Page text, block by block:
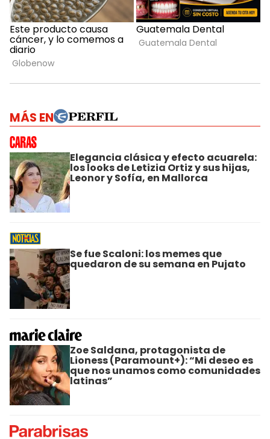
MÁS EN
Elegancia clásica y efecto acuarela:
los looks de Letizia Ortiz y sus hijas,
Leonor y Sofía, en Mallorca
Se fue Scaloni: los memes que
quedaron de su semana en Pujato
Zoe Saldana, protagonista de
Lioness (Paramount+): “Mi deseo es
que nos unamos como comunidades
latinas”